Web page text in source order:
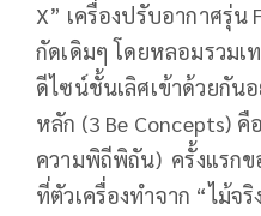
X” เครื่องปรับอากาศรุ่
กัดเดิมๆ โดยหลอมรวมเ
ดีไซน์ชั้นเลิศเข้าด้วยกัน
หลัก (3 Be Concepts)
ความพิถีพิถัน) ครั้งแรกข
ที่ตัวเครื่องทำจาก “ไม้จ